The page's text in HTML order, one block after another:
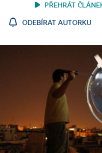
PŘEHRÁT
ODEBÍRAT AUTORKU